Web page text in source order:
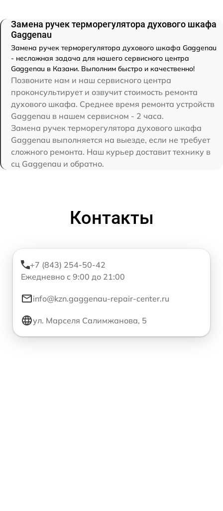
Замена ручек терморегулятора духового шкафа
Gaggenau
Замена ручек терморегулятора духового шкафа Gaggenau
- несложная задача для нашего сервисного центра
Gaggenau в Казани. Выполним быстро и качественно!
Позвоните нам и наш сервисного центра
проконсультирует и озвучит стоимость ремонта
духового шкафа. Среднее время ремонта устройств
Gaggenau в нашем сервисном - 2 часа.
Замена ручек терморегулятора духового шкафа
Gaggenau выполняется на выезде, если не требует
сложного ремонта. Наш курьер доставит технику в
сц Gaggenau и обратно.
Контакты
+7 (843) 254-50-42
Ежедневно с 9:00 до 21:00
info@kzn.gaggenau-repair-center.ru
ул. Марселя Салимжанова, 5